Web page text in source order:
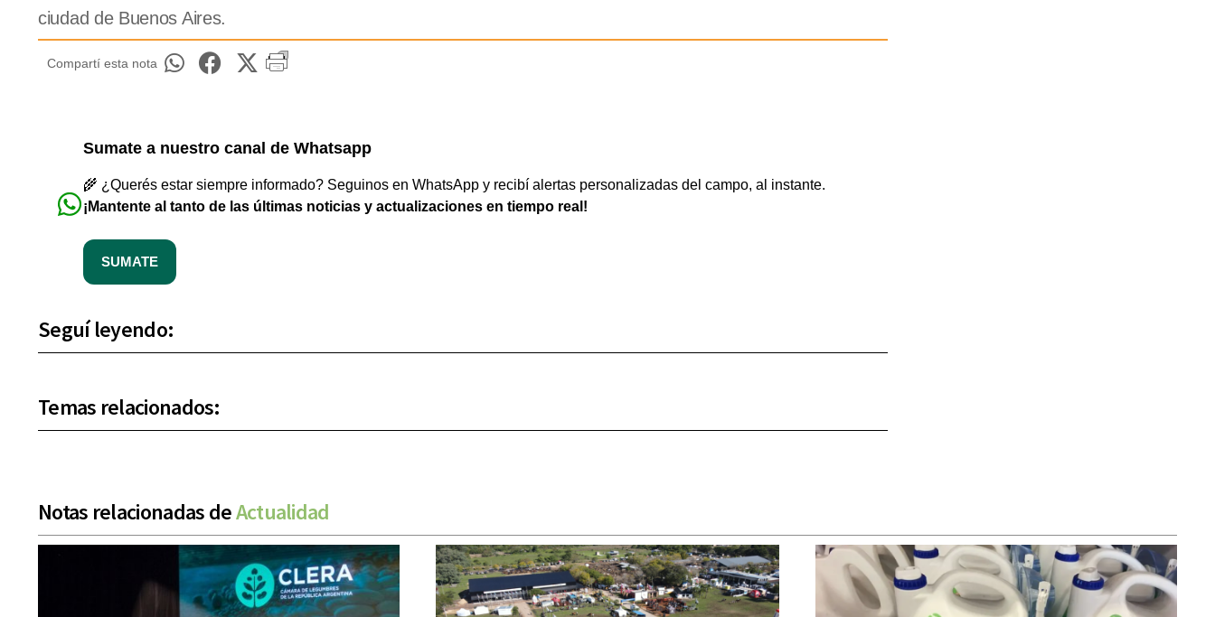
ciudad de Buenos Aires.
Compartí esta nota
Sumate a nuestro canal de Whatsapp
🌾 ¿Querés estar siempre informado? Seguinos en WhatsApp y recibí alertas personalizadas del campo, al instante.
¡Mantente al tanto de las últimas noticias y actualizaciones en tiempo real!
SUMATE
Seguí leyendo:
Temas relacionados:
Notas relacionadas deActualidad